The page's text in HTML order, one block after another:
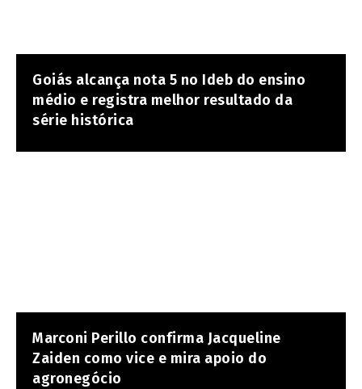
Goiás alcança nota 5 no Ideb do ensino
médio e registra melhor resultado da
série histórica
Marconi Perillo confirma Jacqueline
Zaiden como vice e mira apoio do
agronegócio